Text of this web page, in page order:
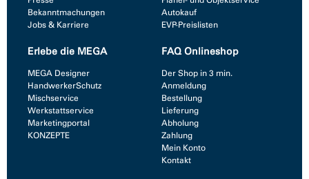
Bekanntmachungen
Jobs & Karriere
Autokauf
EVP-Preislisten
Erlebe die MEGA
MEGA Designer
HandwerkerSchutz
Mischservice
Werkstattservice
Marketingportal
KONZEPTE
FAQ Onlineshop
Der Shop in 3 min.
Anmeldung
Bestellung
Lieferung
Abholung
Zahlung
Mein Konto
Kontakt